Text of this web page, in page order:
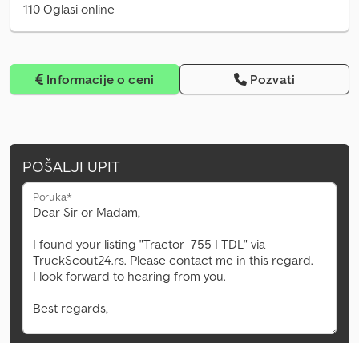
110 Oglasi online
Informacije o ceni Pozvati
POŠALJI UPIT
Poruka*